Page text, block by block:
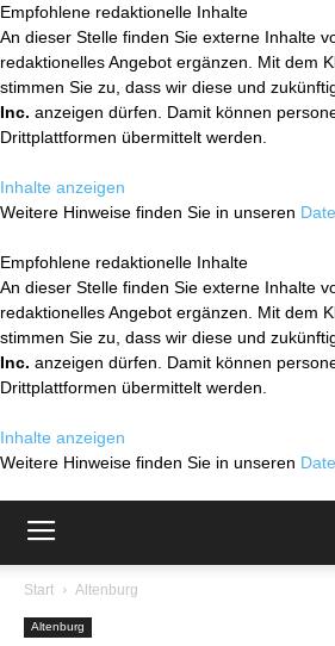
Empfohlene redaktionelle Inhalte
An dieser Stelle finden Sie externe Inhalte
redaktionelles Angebot ergänzen. Mit dem
stimmen Sie zu, dass wir diese und
Inc. anzeigen dürfen. Damit können
Drittplattformen übermittelt werden.
Inhalte anzeigen
Weitere Hinweise finden Sie in unseren
Empfohlene redaktionelle Inhalte
An dieser Stelle finden Sie externe Inhalte
redaktionelles Angebot ergänzen. Mit dem
stimmen Sie zu, dass wir diese und
Inc. anzeigen dürfen. Damit können
Drittplattformen übermittelt werden.
Inhalte anzeigen
Weitere Hinweise finden Sie in unseren
Start Altenburg
Altenburg